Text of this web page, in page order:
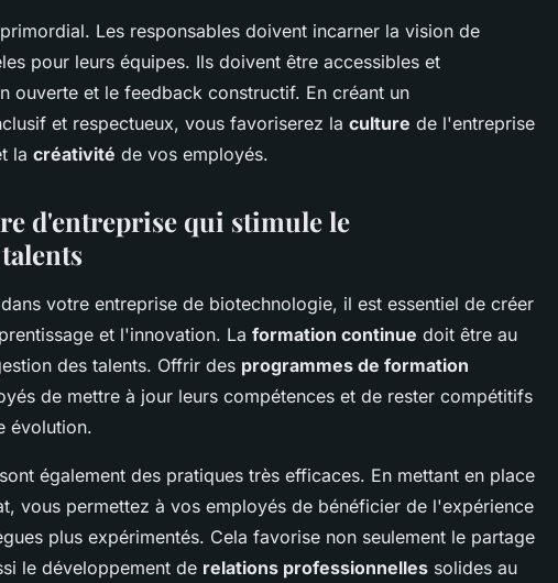
Les responsables doivent incarner la vision de
pour leurs équipes. Ils doivent être accessibles et
ouverte et le feedback constructif. En créant un
et respectueux, vous favoriserez la culture de l'entreprise
la créativité de vos employés.
d'entreprise qui stimule le
dans votre entreprise de biotechnologie, il est essentiel de créer
et l'innovation. La formation continue doit être au
des talents. Offrir des programmes de formation
de mettre à jour leurs compétences et de rester compétitifs
évolution.
sont également des pratiques très efficaces. En mettant en place
vous permettez à vos employés de bénéficier de l'expérience
plus expérimentés. Cela favorise non seulement le partage
le développement de relations professionnelles solides au